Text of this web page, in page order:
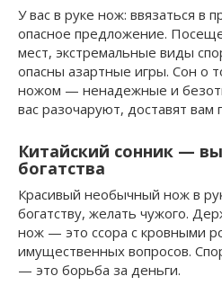
У вас в руке нож: ввязаться в
опасное предложение.
мест, экстремальные виды
опасны азартные игры. Сон о
ножом — ненадежные и
вас разочаруют, доставят вам
Китайский сонник —
богатства
Красивый необычный нож в
богатству, желать чужого.
нож — это ссора с кровными
имущественных вопросов.
— это борьба за деньги.